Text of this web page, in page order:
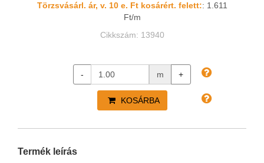
Törzsvásárl. ár, v. 10 e. Ft kosárért. felett:: 1.611
Ft/m
Cikkszám: 13940
- m +
KOSÁRBA
Termék leírás